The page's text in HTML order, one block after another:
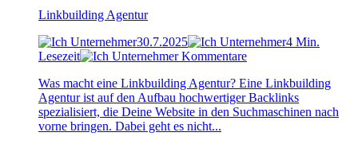
Linkbuilding Agentur
30.7.2025
4 Min.
Lesezeit
Kommentare
Was macht eine Linkbuilding Agentur? Eine Linkbuilding
Agentur ist auf den Aufbau hochwertiger Backlinks
spezialisiert, die Deine Website in den Suchmaschinen nach
vorne bringen. Dabei geht es nicht...